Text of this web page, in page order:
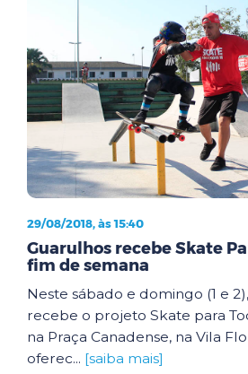
29/08/2018, às 15:40
Guarulhos recebe Skate
fim de semana
Neste sábado e domingo (1 e
recebe o projeto Skate para
na Praça Canadense, na Vila
oferec... [saiba mais]